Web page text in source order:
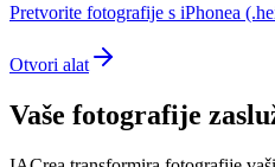
Pretvorite fotografije s iPhonea
Otvori alat
Vaše fotografije